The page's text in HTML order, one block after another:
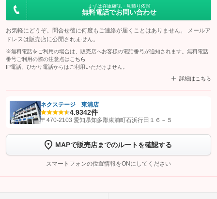
まずは在庫確認・見積り依頼
無料電話でお問い合わせ
お気軽にどうぞ。問合せ後に何度もご連絡が届くことはありません。 メールア
ドレスは販売店に公開されません。
※無料電話をご利用の場合は、販売店へお客様の電話番号が通知されます。無料電話
番号ご利用の際の注意点は こちら
IP電話、ひかり電話からはご利用いただけません。
詳細はこちら
【STEP1】認証画面でグーネットを友だち追加してから「許可する」ボタンを押
トーク画面で
ボタンをタップして問い合わせを
完了してください。
こちら
ネクステージ 東浦店
4.9342件
〒470-2103 愛知県知多郡東浦町石浜行田１６－５
MAPで販売店までのルートを確認する
スマートフォンの位置情報をONにしてください